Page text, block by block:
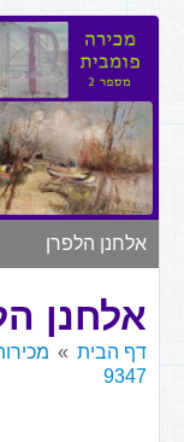
אלחנן הלפרן
אלחנן
דף הבית
9347